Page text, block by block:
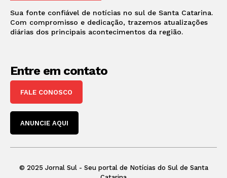
Sua fonte confiável de notícias no sul de Santa Catarina.
Com compromisso e dedicação, trazemos atualizações
diárias dos principais acontecimentos da região.
Entre em contato
FALE CONOSCO
ANUNCIE AQUI
© 2025 Jornal Sul - Seu portal de Notícias do Sul de Santa